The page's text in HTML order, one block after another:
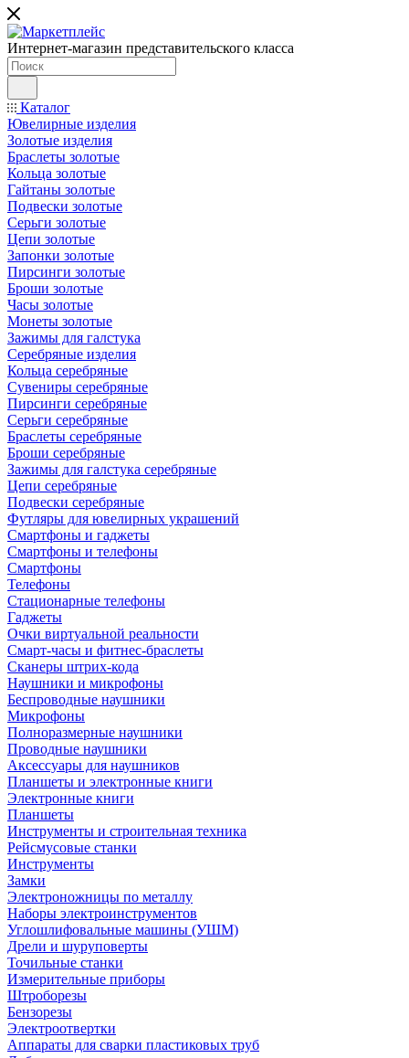
Интернет-магазин представительского класса
Каталог
Ювелирные изделия
Золотые изделия
Браслеты золотые
Кольца золотые
Гайтаны золотые
Подвески золотые
Серьги золотые
Цепи золотые
Запонки золотые
Пирсинги золотые
Броши золотые
Часы золотые
Монеты золотые
Зажимы для галстука
Серебряные изделия
Кольца серебряные
Сувениры серебряные
Пирсинги серебряные
Серьги серебряные
Браслеты серебряные
Броши серебряные
Зажимы для галстука серебряные
Цепи серебряные
Подвески серебряные
Футляры для ювелирных украшений
Смартфоны и гаджеты
Смартфоны и телефоны
Смартфоны
Телефоны
Стационарные телефоны
Гаджеты
Очки виртуальной реальности
Смарт-часы и фитнес-браслеты
Сканеры штрих-кода
Наушники и микрофоны
Беспроводные наушники
Микрофоны
Полноразмерные наушники
Проводные наушники
Аксессуары для наушников
Планшеты и электронные книги
Электронные книги
Планшеты
Инструменты и строительная техника
Рейсмусовые станки
Инструменты
Замки
Электроножницы по металлу
Наборы электроинструментов
Углошлифовальные машины (УШМ)
Дрели и шуруповерты
Точильные станки
Измерительные приборы
Штроборезы
Бензорезы
Электроотвертки
Аппараты для сварки пластиковых труб